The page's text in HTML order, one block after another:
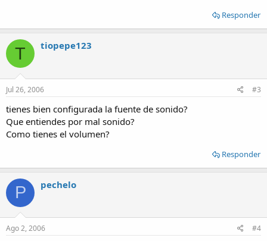
Responder
T tiopepe123
Jul 26, 2006 #3
tienes bien configurada la fuente de sonido?
Que entiendes por mal sonido?
Como tienes el volumen?
Responder
P pechelo
Ago 2, 2006 #4